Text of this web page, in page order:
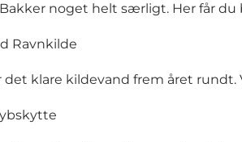
noget helt særligt. Her får
Ravnkilde
det klare kildevand frem året rundt.